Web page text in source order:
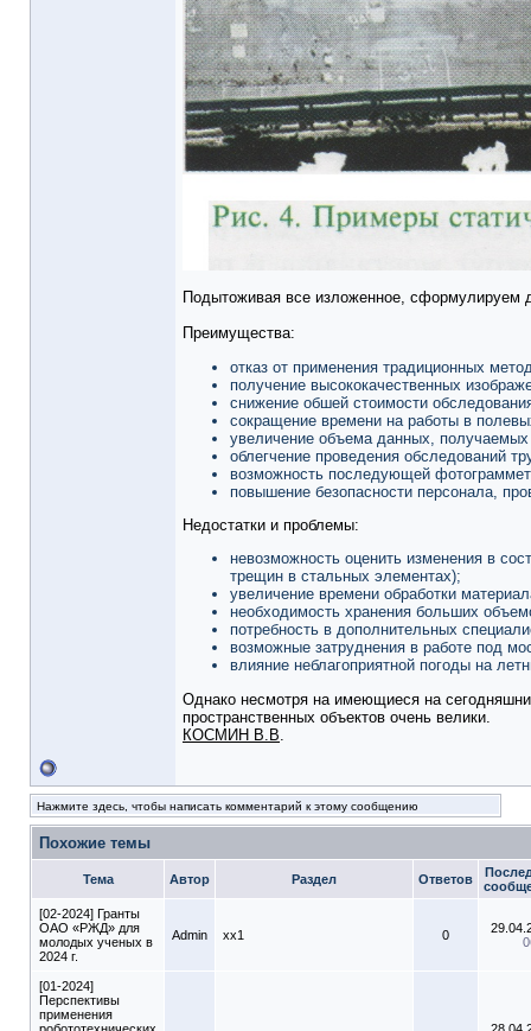
Подытоживая все изложенное, сформулируем
Преимущества:
отказ от применения традиционных
получение высококачественных
снижение обшей стоимости
сокращение времени на работы в
увеличение объема данных,
облегчение проведения обследований
возможность последующей
повышение безопасности персонала,
Недостатки и проблемы:
невозможность оценить изменения в
трещин в стальных элементах);
увеличение времени обработки
необходимость хранения больших
потребность в дополнительных
возможные затруднения в работе под
влияние неблагоприятной погоды на
Однако несмотря на имеющиеся на
пространственных объектов очень велики.
КОСМИН В.В
Нажмите здесь, чтобы написать комментарий к этому сообщению
Похожие темы
Тема Автор Раздел Ответов
[02-2024] Гранты
ОАО «РЖД» для
молодых ученых в
2024 г.
Admin xx1 0
[01-2024]
Перспективы
применения